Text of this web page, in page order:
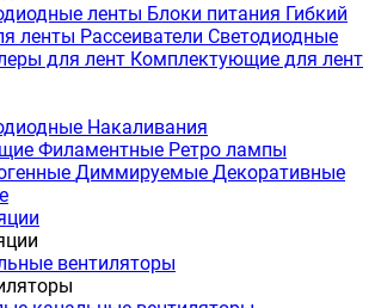
ленты Блоки питания Гибкий
ленты Рассеиватели Светодиодные
для лент Комплектующие для лент
Накаливания
Филаментные Ретро лампы
Диммируемые Декоративные
вентиляторы